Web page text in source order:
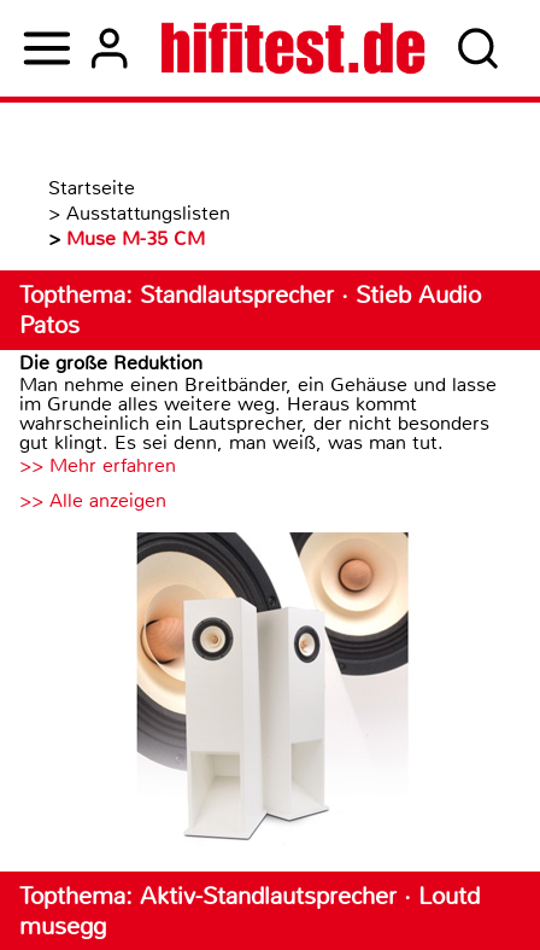
Startseite
> Ausstattungslisten
> Muse M-35 CM
Topthema: Standlautsprecher · Stieb Audio
Patos
Die große Reduktion
Man nehme einen Breitbänder, ein Gehäuse und lasse
im Grunde alles weitere weg. Heraus kommt
wahrscheinlich ein Lautsprecher, der nicht besonders
gut klingt. Es sei denn, man weiß, was man tut.
>> Mehr erfahren
>> Alle anzeigen
Topthema: Aktiv-Standlautsprecher · Loutd
musegg